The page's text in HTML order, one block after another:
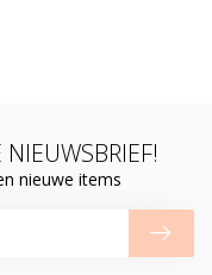
nieuwe items